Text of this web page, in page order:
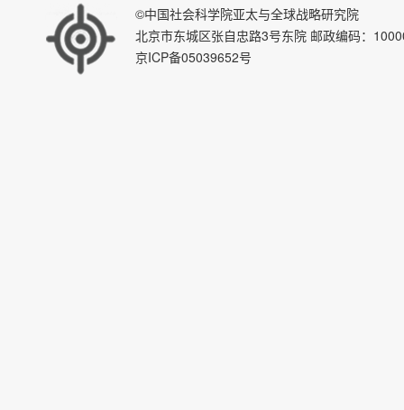
©中国社会科学院亚太与全球战略研究院
北京市东城区张自忠路3号东院 邮政编码：
京ICP备05039652号